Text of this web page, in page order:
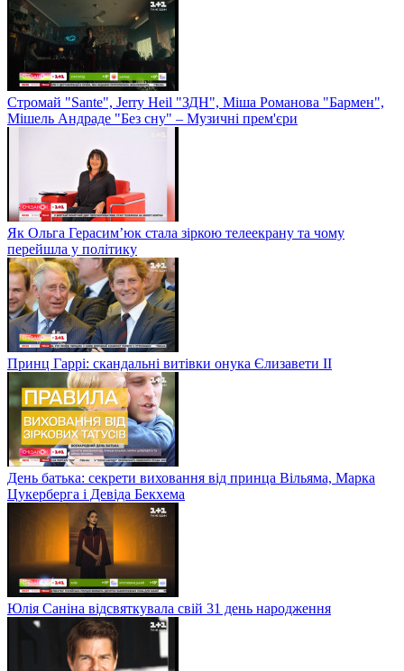
Стромай "Sante", Jerry Heil "ЗДН", Міша Романова "Бармен",
Мішель Андраде "Без сну" – Музичні прем'єри
Як Ольга Герасим’юк стала зіркою телеекрану та чому
перейшла у політику
Принц Гаррі: скандальні витівки онука Єлизавети II
День батька: секрети виховання від принца Вільяма, Марка
Цукерберга і Девіда Бекхема
Юлія Саніна відсвяткувала свій 31 день народження